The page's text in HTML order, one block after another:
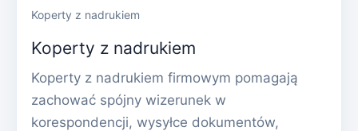
Koperty z nadrukiem
Koperty z nadrukiem
Koperty z nadrukiem firmowym pomagają
zachować spójny wizerunek w
korespondencji, wysyłce dokumentów,